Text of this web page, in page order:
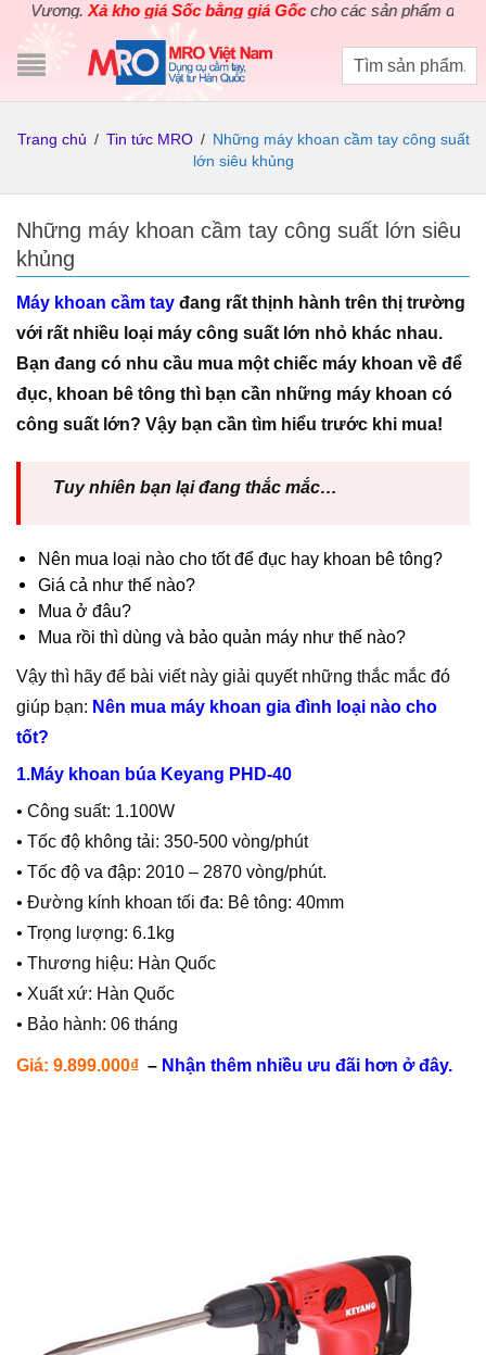
giá Sốc bằng giá Gốccho các sản phẩm dụng cụ điện cầm
Trang chủ / Tin tức MRO / Những máy khoan cầm tay công suất
lớn siêu khủng
Những máy khoan cầm tay công suất lớn siêu
khủng
Máy khoan cầm tay đang rất thịnh hành trên thị trường
với rất nhiều loại máy công suất lớn nhỏ khác nhau.
Bạn đang có nhu cầu mua một chiếc máy khoan về để
đục, khoan bê tông thì bạn cần những máy khoan có
công suất lớn? Vậy bạn cần tìm hiểu trước khi mua!
Tuy nhiên bạn lại đang thắc mắc…
Nên mua loại nào cho tốt để đục hay khoan bê tông?
Giá cả như thế nào?
Mua ở đâu?
Mua rồi thì dùng và bảo quản máy như thế nào?
Vậy thì hãy để bài viết này giải quyết những thắc mắc đó
giúp bạn: Nên mua máy khoan gia đình loại nào cho
tốt?
1.Máy khoan búa Keyang PHD-40
• Công suất: 1.100W
• Tốc độ không tải: 350-500 vòng/phút
• Tốc độ va đập: 2010 – 2870 vòng/phút.
• Đường kính khoan tối đa: Bê tông: 40mm
• Trọng lượng: 6.1kg
• Thương hiệu: Hàn Quốc
• Xuất xứ: Hàn Quốc
• Bảo hành: 06 tháng
Giá: 9.899.000₫ – Nhận thêm nhiều ưu đãi hơn ở đây.